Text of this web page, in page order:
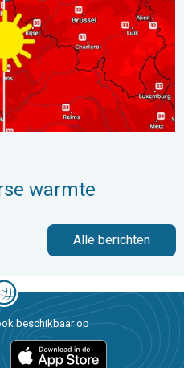
warmte
Alle berichten
beschikbaar op